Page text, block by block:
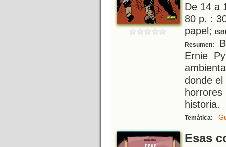
De 14 a
80 p. :
papel;
Resumen:
Ernie
donde
historia.
Temática:
Esas